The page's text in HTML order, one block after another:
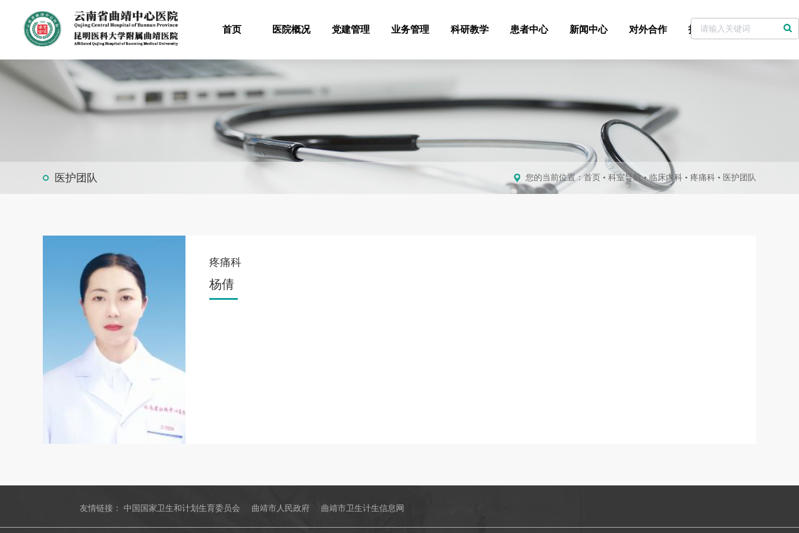
首页 医院概况 党建管理 业务管理 科研教学 患者中心 新闻中心 对外合作 招标采购 党委书记信箱
医护团队 您的当前位置： 首页 • 科室导航•临床内科 • 疼痛科 • 医护团队
疼痛科
杨倩
友情链接：中国国家卫生和计划生育委员会 曲靖市人民政府 曲靖市卫生计生信息网